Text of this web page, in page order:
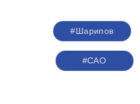
#Шарипов
#САО